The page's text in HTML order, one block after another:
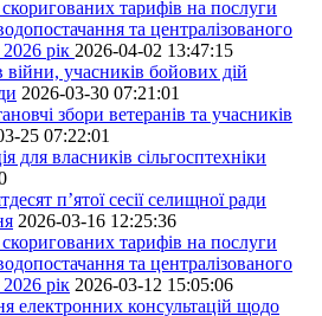
тарифів на послуги
та централізованого
рік 2026-04-02 13:47:15
війни, учасників бойових дій
2026-03-30 07:21:01
збори ветеранів та учасників
25 07:22:01
для власників сільгосптехніки
п’ятої сесії селищної ради
2026-03-16 12:25:36
тарифів на послуги
та централізованого
рік 2026-03-12 15:05:06
електронних консультацій щодо